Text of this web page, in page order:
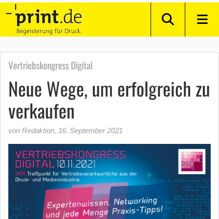
Vertriebskongress Digital
Neue Wege, um erfolgreich zu
verkaufen
von Redaktion, 16. September 2021